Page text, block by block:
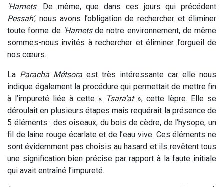
'Hamets. De même, que dans ces jours qui précédent
Pessah’, nous avons l’obligation de rechercher et éliminer
toute forme de 'Hametsde notre environnement, de même
sommes-nous invités à rechercher et éliminer l’orgueil de
nos cœurs.
La Paracha Métsora est très intéressante car elle nous
indique également la procédure qui permettait de mettre fin
à l’impureté liée à cette « Tsara’at », cette lèpre. Elle se
déroulait en plusieurs étapes mais requérait la présence de
5 éléments : des oiseaux, du bois de cèdre, de l’hysope, un
fil de laine rouge écarlate et de l’eau vive. Ces éléments ne
sont évidemment pas choisis au hasard et ils revêtent tous
une signification bien précise par rapport à la faute initiale
qui avait entraîné l’impureté.